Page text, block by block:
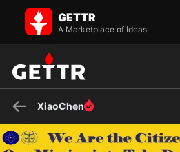
XiaoChen on GETTR - Profile and Posts
不拋棄 不放棄 手牽手 向前走 ✨✨✨✨✨✨✨
GETTR
A Marketplace of Ideas
XiaoChen